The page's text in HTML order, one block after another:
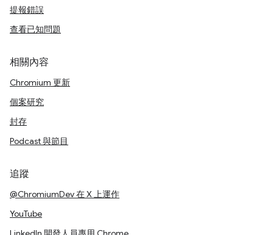
提報錯誤
查看已知問題
相關內容
Chromium 更新
個案研究
封存
Podcast 與節目
追蹤
@ChromiumDev 在 X 上運作
YouTube